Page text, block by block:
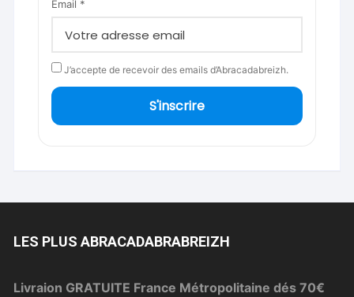
Email *
J’accepte de recevoir des emails d’Abracadabreizh.
S'inscrire
LES PLUS ABRACADABRABREIZH
Livraion GRATUITE France Métropolitaine dés 70€